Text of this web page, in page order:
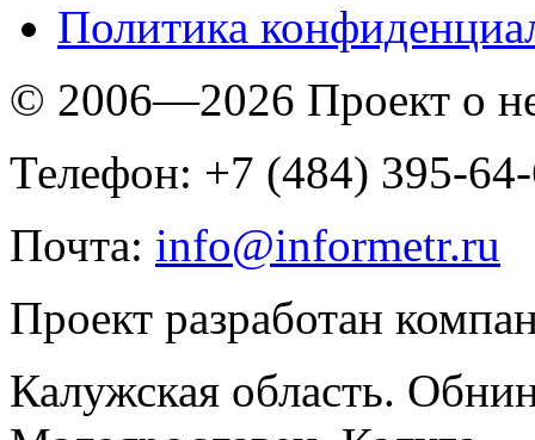
Политика
© 2006—2026 Проект о
Телефон: +7 (484) 395-
Почта: info@informetr.ru
Проект разработан
Калужская область.